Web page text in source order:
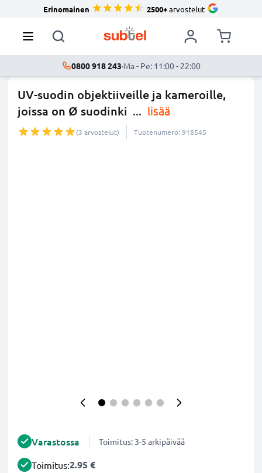
Erinomainen 2500+arvostelut
0800 918 243·Ma - Pe: 11:00 - 22:00
UV-suodin objektiiveille ja kameroille,
joissa on Ø suodinki ... lisää
(3 arvostelut) Tuotenumero: 918545
Varastossa Toimitus: 3-5 arkipäivää
Toimitus:2.95 €